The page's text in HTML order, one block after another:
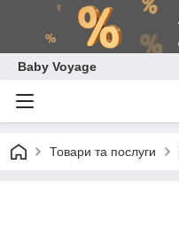
Baby Voyage
Товари та послуги